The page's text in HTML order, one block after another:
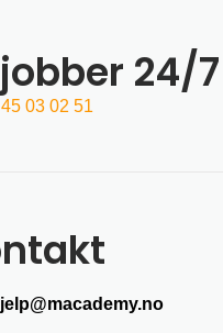
24/7
03 02 51